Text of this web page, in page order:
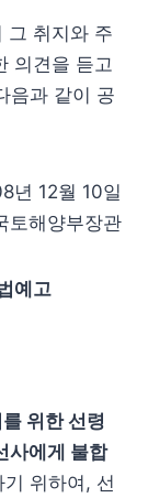
그 취지와 주
의견을 듣고
음과 같이 공
년 12월 10일
토해양부장관
예고
위한 선령
사에게 불합
위하여, 선